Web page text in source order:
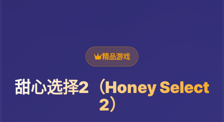
精品游戏
甜心选择2（Honey Select
2）